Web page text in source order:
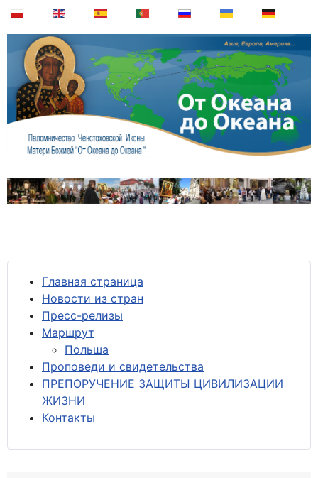
Главная страница
Новости из стран
Пресс-релизы
Маршрут
Польша
Проповеди и свидетельства
ПРЕПОРУЧЕНИЕ ЗАЩИТЫ ЦИВИЛИЗАЦИИ
ЖИЗНИ
Контакты